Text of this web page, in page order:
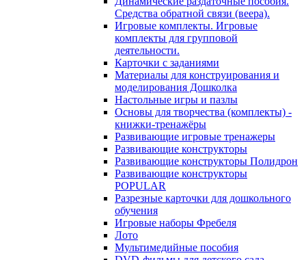
Средства обратной связи (веера).
Игровые комплекты. Игровые
комплекты для групповой
деятельности.
Карточки с заданиями
Материалы для конструирования и
моделирования Дошколка
Настольные игры и пазлы
Основы для творчества (комплекты) -
книжки-тренажёры
Развивающие игровые тренажеры
Развивающие конструкторы
Развивающие конструкторы Полидрон
Развивающие конструкторы
POPULAR
Разрезные карточки для дошкольного
обучения
Игровые наборы Фребеля
Лото
Мультимедийные пособия